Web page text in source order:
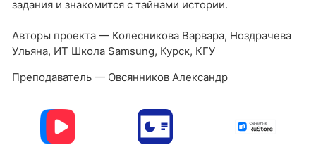
задания и знакомится с тайнами истории.
Авторы проекта — Колесникова Варвара, Ноздрачева
Ульяна, ИТ Школа Samsung, Курск, КГУ
Преподаватель — Овсянников Александр